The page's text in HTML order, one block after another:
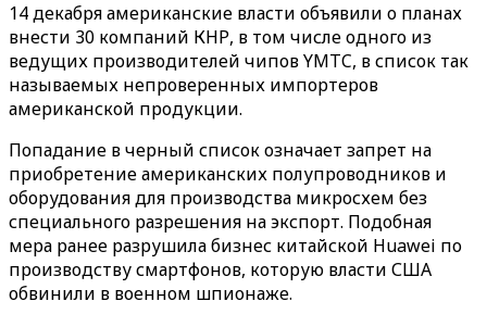
14 декабря американские власти объявили о планах
внести 30 компаний КНР, в том числе одного из
ведущих производителей чипов YMTC, в список так
называемых непроверенных импортеров
американской продукции.
Попадание в черный список означает запрет на
приобретение американских полупроводников и
оборудования для производства микросхем без
специального разрешения на экспорт. Подобная
мера ранее разрушила бизнес китайской Huawei по
производству смартфонов, которую власти США
обвинили в военном шпионаже.